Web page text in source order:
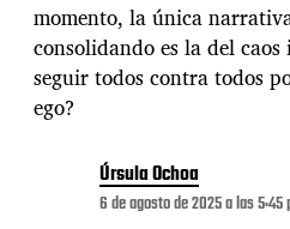
momento, la única
consolidando es la del
seguir todos contra todos
ego?
Úrsula Ochoa
6 de agosto de 2025 a las 5:45